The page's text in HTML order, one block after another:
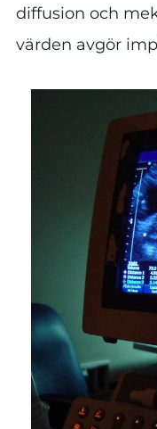
diffusion och
värden avgör